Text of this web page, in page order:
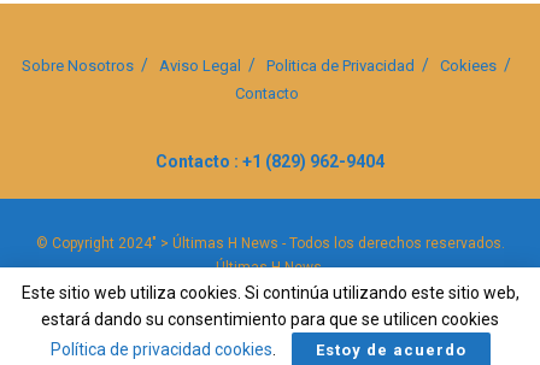
Sobre Nosotros Aviso Legal Politica de Privacidad
Cokiees
Contacto
Contacto : +1 (829) 962-9404
© Copyright 2024" > Últimas H News - Todos los derechos reservados.
Últimas H News.
Este sitio web utiliza cookies. Si continúa utilizando este sitio web,
estará dando su consentimiento para que se utilicen cookies
Política de privacidad cookies
Estoy de acuerdo